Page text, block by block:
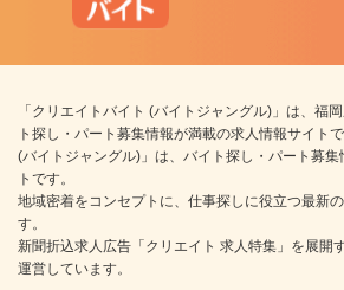
「クリエイトバイト (バイトジャングル)」は、福
ト探し・パート募集情報が満載の求人情報サイト
(バイトジャングル)」は、バイト探し・パート募
トです。
地域密着をコンセプトに、仕事探しに役立つ最新
す。
新聞折込求人広告「クリエイト 求人特集」を展開
運営しています。